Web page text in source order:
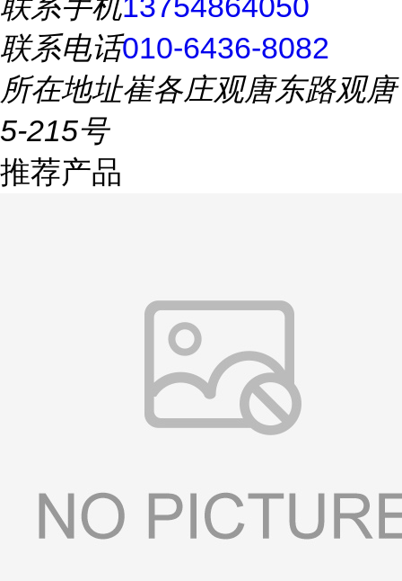
联系电话010-6436-8082
所在地址崔各庄观唐东路观唐
5-215号
推荐产品